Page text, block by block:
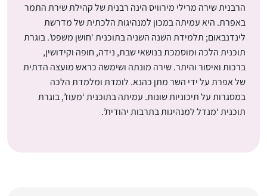
הרבנית שירה מרילי מירוויס הינה רבנית של קהילת שירת התמר
באפרת. היא עמיתה במכון למנהיגות הלכתית של מדרשת
לינדנבאום; תלמידת השנה השניה בתוכנית ‘חושן משפט’. בוגרת
תוכנית הלכה ומוסמכת בנושאי שבת, נידה, חופה וקידושין,
ברכות ואיסור והיתר. שירה מונתה ושימשה כראש מועצה הדתית
של אפרת על ידי השר מתן כהנא. לומדת ומלמדת הלכה
במסגרות על תיכוניות שונות. עמיתה בתוכנית ‘מעוז’, בוגרת
תוכנית ‘מנדל למנהיגות בתרבות יהודית’.